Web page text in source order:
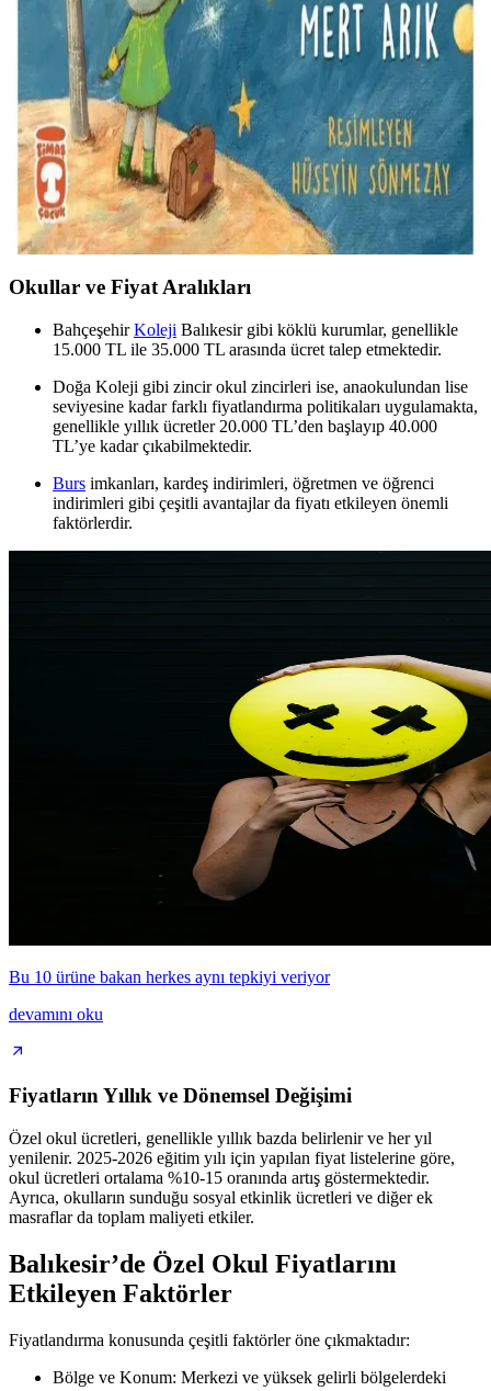
Bu karşılaştırmada OEM Acil Durum Düdüğü ile Povit Ipli
Düdük'ün özellikleri, kullanıcı yorumları ve kullanım alanları detaylı
şekilde incelenerek en uygun acil yardım aracını seçmenize yardımcı
Timaş Çocuk Uzaya Giden Tren Kitabı: Hayal
Gücünü Geliştiren Uzay Macerası
Çocuklar için tasarlanmış Timaş Uzaya Giden Tren, hayal gücünü
geliştiren, uzay macerasını anlatan eğitici ve eğlenceli bir kitap, genç
okuyucuların ilgisini çeker ve yaratıcılıklarını destekler.
Okullar ve Fiyat Aralıkları
BahçeşehirKoleji Balıkesir gibi köklü kurumlar, genellikle
15.000 TL ile 35.000 TL arasında ücret talep etmektedir.
Doğa Koleji gibi zincir okul zincirleri ise, anaokulundan lise
seviyesine kadar farklı fiyatlandırma politikaları uygulamakta,
genellikle yıllık ücretler 20.000 TL’den başlayıp 40.000
TL’ye kadar çıkabilmektedir.
Burs imkanları, kardeş indirimleri, öğretmen ve öğrenci
indirimleri gibi çeşitli avantajlar da fiyatı etkileyen önemli
faktörlerdir.
Bu 10 ürüne bakan herkes aynı tepkiyi veriyor
devamını oku
Fiyatların Yıllık ve Dönemsel Değişimi
Özel okul ücretleri, genellikle yıllık bazda belirlenir ve her yıl
yenilenir. 2025-2026 eğitim yılı için yapılan fiyat listelerine göre,
okul ücretleri ortalama %10-15 oranında artış göstermektedir.
Ayrıca, okulların sunduğu sosyal etkinlik ücretleri ve diğer ek
masraflar da toplam maliyeti etkiler.
Balıkesir’de Özel Okul Fiyatlarını
Etkileyen Faktörler
Fiyatlandırma konusunda çeşitli faktörler öne çıkmaktadır:
Bölge ve Konum: Merkezi ve yüksek gelirli bölgelerdeki